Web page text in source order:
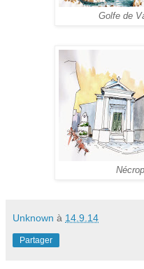
Golfe de
Unknown à 14.9.14
Partager